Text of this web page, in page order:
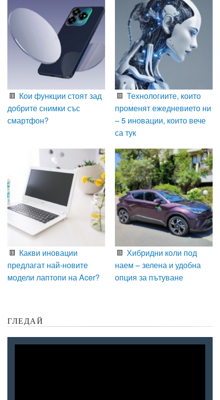
Кои функции стоят зад
добрите снимки със
смартфон?
Технологиите, които
променят ежедневието ни
– 5 иновации, които вече
са тук
Какви иновации
предлагат най-новите
модели лаптопи на Acer?
Хибридни коли под
наем – зелена и удобна
опция за пътуване
ГЛЕДАЙ